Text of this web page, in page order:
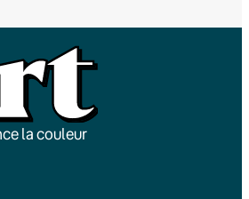
la couleur